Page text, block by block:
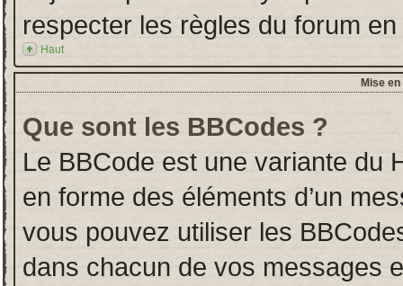
respecter les règles du forum
Haut
Mise
Que sont les BBCodes ?
Le BBCode est une variante du
en forme des éléments d’un
vous pouvez utiliser les
dans chacun de vos messages